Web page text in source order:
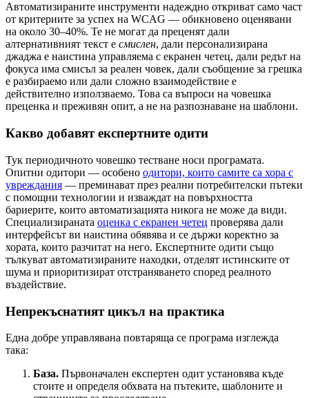
Автоматизираните инструменти надеждно откриват само част
от критериите за успех на WCAG — обикновено оценявани
на около 30–40%. Те не могат да преценят дали
алтернативният текст е смислен, дали персонализирана
джаджа е наистина управляема с екранен четец, дали редът на
фокуса има смисъл за реален човек, дали съобщение за грешка
е разбираемо или дали сложно взаимодействие е
действително използваемо. Това са въпроси на човешка
преценка и преживян опит, а не на разпознаване на шаблони.
Какво добавят експертните одити
Тук периодичното човешко тестване носи програмата.
Опитни одитори — особено одитори, които самите са хора с
увреждания — преминават през реални потребителски пътеки
с помощни технологии и изваждат на повърхността
бариерите, които автоматизацията никога не може да види.
Специализираната оценка с екранен четец проверява дали
интерфейсът ви наистина обявява и се държи коректно за
хората, които разчитат на него. Експертните одити също
тълкуват автоматизираните находки, отделят истинските от
шума и приоритизират отстраняването според реалното
въздействие.
Непрекъснатият цикъл на практика
Една добре управлявана повтаряща се програма изглежда
така:
База. Първоначален експертен одит установява къде
стоите и определя обхвата на пътеките, шаблоните и